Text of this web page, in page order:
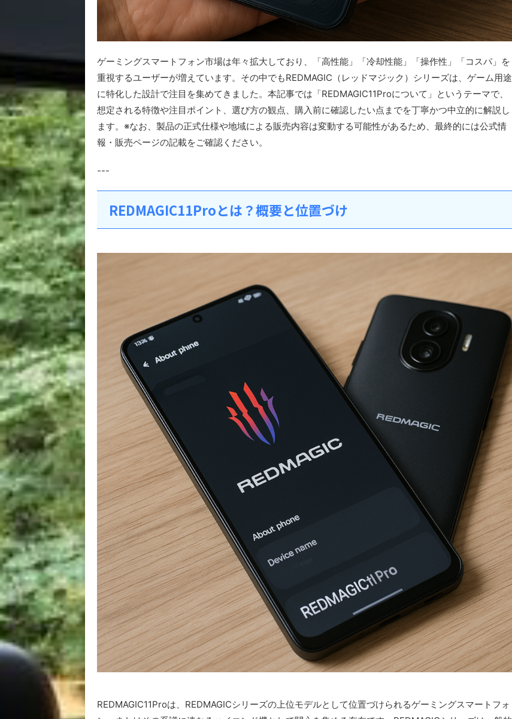
ゲーミングスマートフォン市場は年々拡大しており、「高性能」「冷却性能」「操作性」「コスパ」を
重視するユーザーが増えています。その中でもREDMAGIC（レッドマジック）シリーズは、ゲーム用途
に特化した設計で注目を集めてきました。本記事では「REDMAGIC11Proについて」というテーマで、
想定される特徴や注目ポイント、選び方の観点、購入前に確認したい点までを丁寧かつ中立的に解説し
ます。※なお、製品の正式仕様や地域による販売内容は変動する可能性があるため、最終的には公式情
報・販売ページの記載をご確認ください。
---
REDMAGIC11Proとは？概要と位置づけ
REDMAGIC11Proは、REDMAGICシリーズの上位モデルとして位置づけられるゲーミングスマートフォ